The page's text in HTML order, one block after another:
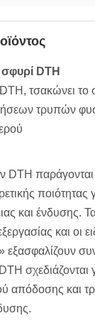
DTH
τσακώνει το
τρυπών
DTH
ποιότητας
και ένδυσης.
και οι
εξασφαλίζουν
σχεδιάζονται
απόδοσης και